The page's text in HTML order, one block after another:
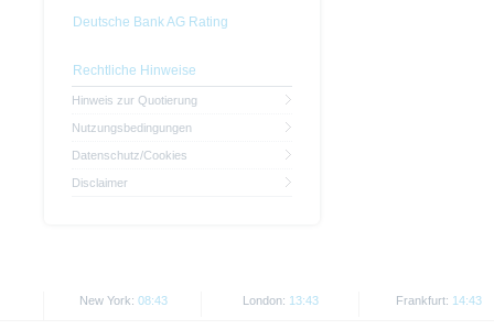
Deutsche Bank AG Rating
Rechtliche Hinweise
Hinweis zur Quotierung
Nutzungsbedingungen
Datenschutz/Cookies
Disclaimer
New York: 08:43 London: 13:43 Frankfurt: 14:43